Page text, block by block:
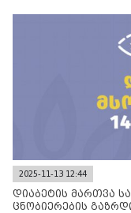
2025-11-13 12:44
დიაბეტის მართვა
ცნობიერების